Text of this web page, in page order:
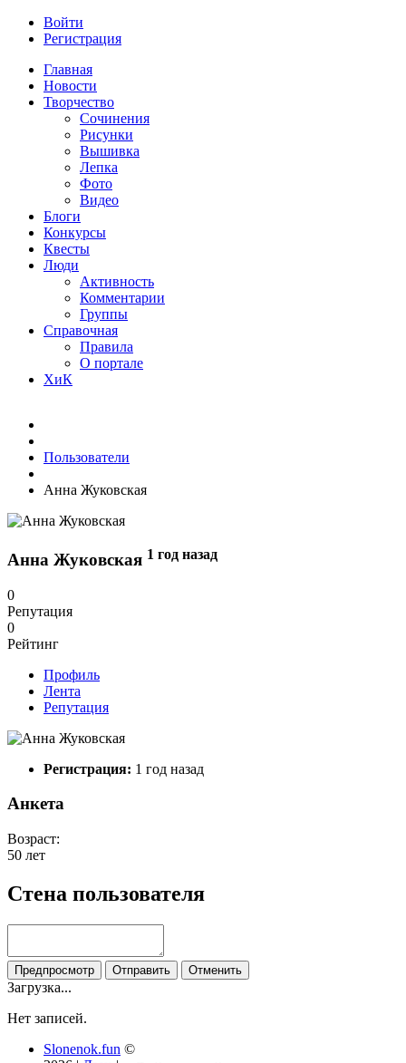
Войти
Регистрация
Главная
Новости
Творчество
Сочинения
Рисунки
Вышивка
Лепка
Фото
Видео
Блоги
Конкурсы
Квесты
Люди
Активность
Комментарии
Группы
Справочная
Правила
О портале
ХиК
Пользователи
Анна Жуковская
Анна Жуковская 1 год назад
0
Репутация
0
Рейтинг
Профиль
Лента
Репутация
Регистрация: 1 год назад
Анкета
Возраст:
50 лет
Стена пользователя
Загрузка...
Нет записей.
Slonenok.fun ©